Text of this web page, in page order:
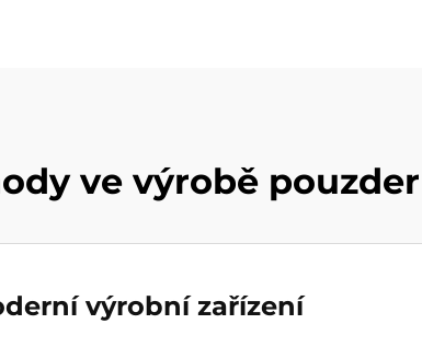
ve výrobě
výrobní zařízení